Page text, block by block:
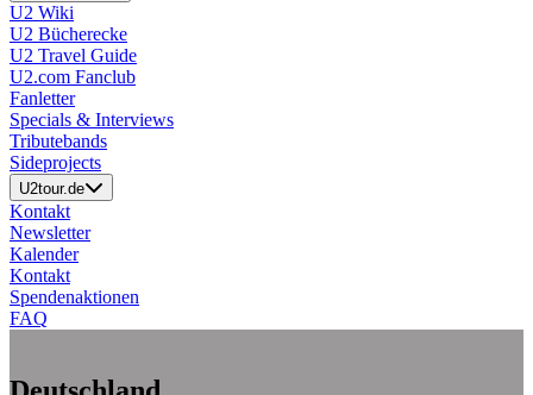
U2 Wiki
U2 Bücherecke
U2 Travel Guide
U2.com Fanclub
Fanletter
Specials & Interviews
Tributebands
Sideprojects
U2tour.de
Kontakt
Newsletter
Kalender
Kontakt
Spendenaktionen
FAQ